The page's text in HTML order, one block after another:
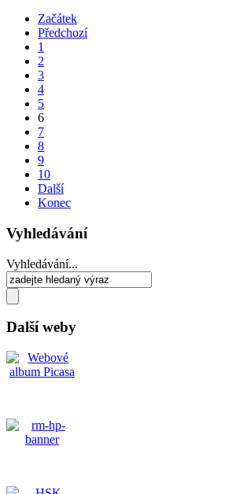
Začátek
Předchozí
1
2
3
4
5
6
7
8
9
10
Další
Konec
Vyhledávání
Vyhledávání...
Další weby